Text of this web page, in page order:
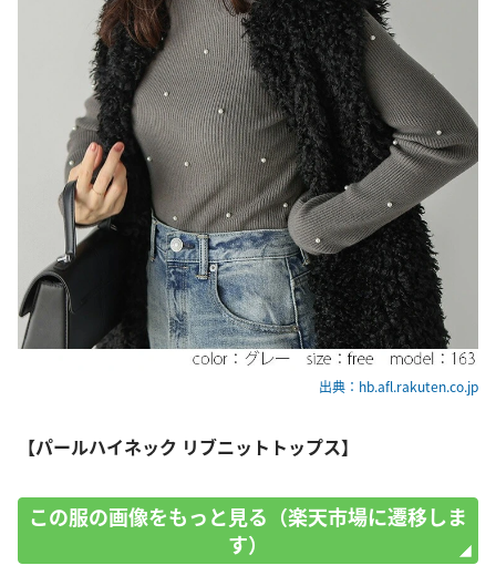
出典：hb.afl.rakuten.co.jp
【パールハイネック リブニットトップス】
この服の画像をもっと見る（楽天市場に遷移しま
す）